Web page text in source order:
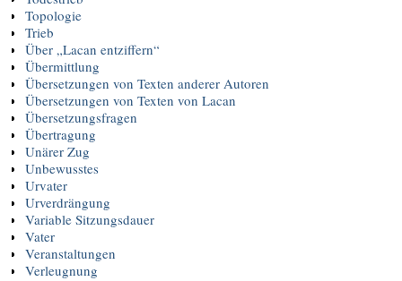
Topologie
Trieb
Über „Lacan entziffern“
Übermittlung
Übersetzungen von Texten anderer Autoren
Übersetzungen von Texten von Lacan
Übersetzungsfragen
Übertragung
Unärer Zug
Unbewusstes
Urvater
Urverdrängung
Variable Sitzungsdauer
Vater
Veranstaltungen
Verleugnung